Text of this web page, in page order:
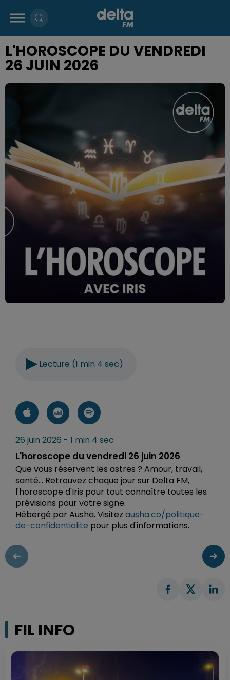
L'HOROSCOPE DU VENDREDI
26 JUIN 2026
Lecture (1 min 4 sec)
26 juin 2026 - 1 min 4 sec
L'horoscope du vendredi 26 juin 2026
Que vous réservent les astres ? Amour, travail,
santé... Retrouvez chaque jour sur Delta FM,
l'horoscope d'Iris pour tout connaître toutes les
prévisions pour votre signe.
Hébergé par Ausha. Visitez ausha.co/politique-
de-confidentialite pour plus d'informations.
FIL INFO